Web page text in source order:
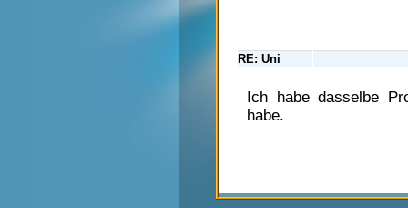
RE: Uni
Ich habe dasselbe
habe.